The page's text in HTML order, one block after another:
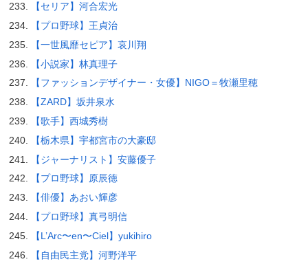
【セリア】河合宏光
【プロ野球】王貞治
【一世風靡セピア】哀川翔
【小説家】林真理子
【ファッションデザイナー・女優】NIGO＝牧瀬里穂
【ZARD】坂井泉水
【歌手】西城秀樹
【栃木県】宇都宮市の大豪邸
【ジャーナリスト】安藤優子
【プロ野球】原辰徳
【俳優】あおい輝彦
【プロ野球】真弓明信
【L’Arc〜en〜Ciel】yukihiro
【自由民主党】河野洋平